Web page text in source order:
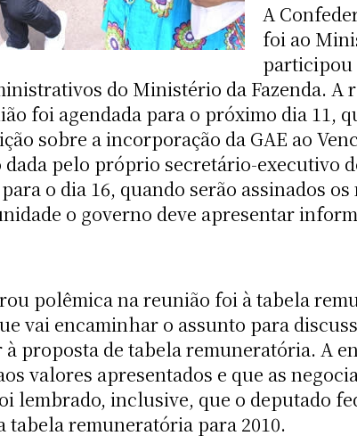
A
foi ao
participou
do Ministério da Fazenda. A
foi agendada para o próximo dia 11,
sobre a incorporação da GAE ao
pelo próprio secretário-executivo
o dia 16, quando serão assinados
o governo deve apresentar
polêmica na reunião foi à tabela
vai encaminhar o assunto para
proposta de tabela remuneratória. A
valores apresentados e que as
lembrado, inclusive, que o deputado
tabela remuneratória para 2010.